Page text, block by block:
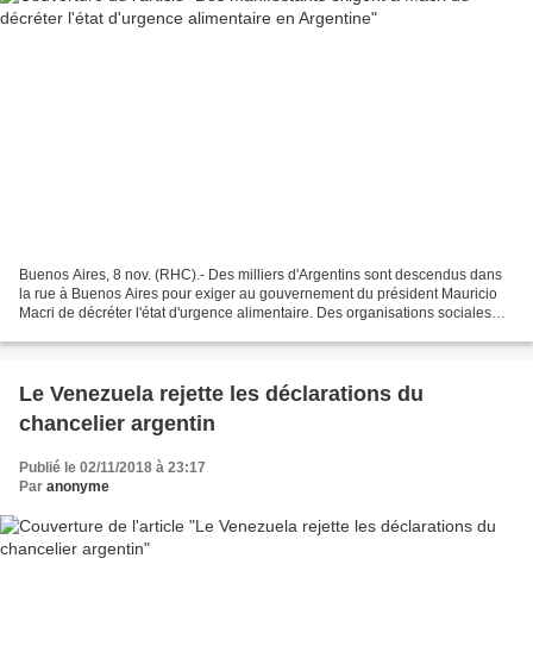
Buenos Aires, 8 nov. (RHC).- Des milliers d'Argentins sont descendus dans
la rue à Buenos Aires pour exiger au gouvernement du président Mauricio
Macri de décréter l'état d'urgence alimentaire. Des organisations sociales
Le Venezuela rejette les déclarations du
chancelier argentin
Publié le 02/11/2018 à 23:17
Par anonyme